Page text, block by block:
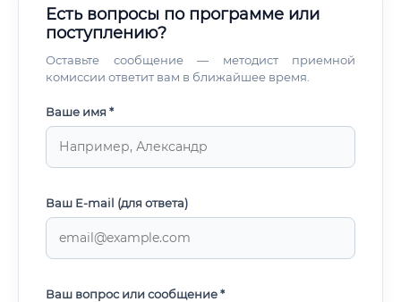
Есть вопросы по программе или
поступлению?
Оставьте сообщение — методист приемной
комиссии ответит вам в ближайшее время.
Ваше имя *
Ваш E-mail (для ответа)
Ваш вопрос или сообщение *